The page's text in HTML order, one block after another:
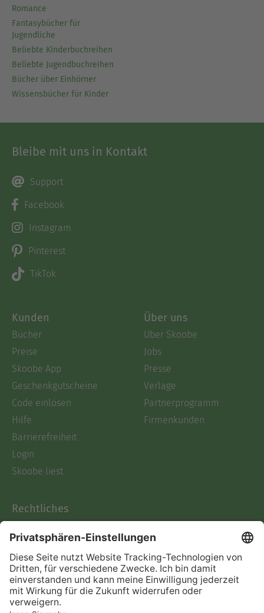
Romance
Fantasybücher für
Jugendliche
Beliebte Kinderbuchreihen
Beliebte Jugendbuchreihen
Bücher über Einhörner
Wissensbücher für Kinder
Bleibe mit uns in Kontakt
Support
Facebook
Instagram
Pinterest
TikTok
Kunden
Bücher
Preise
Skoobe App
Geschenkgutscheine
Code einlösen
Hilfe
Barrierefreiheit
Login
Skoobe liest
Über uns
Über Skoobe
Jobs
Presse
Verlage
Partnerprogramm
Firmenkunden
Rechtliches
AGB
Informationen nach Data
Act
Verträge hier kündigen
Impressum